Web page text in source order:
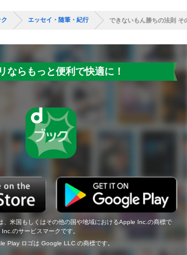
エッセイ・随筆・紀行 できないもん勝ちの法則 そ
ならもっと便利で快適に！
米国もしくはその他の国や地域におけるApple Inc.の商標で
のサービスマークです。
Play ロゴは Google LLC の商標です。